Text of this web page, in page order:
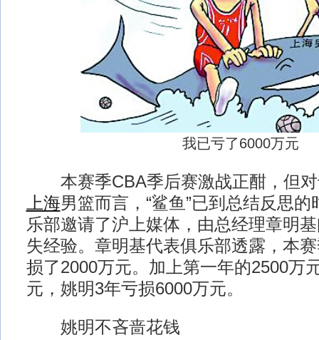
我已亏了6000万元
本赛季CBA季后赛激战正酣，但对
上海男篮而言，“鲨鱼”已到总结反思
乐部邀请了沪上媒体，由总经理章明
失经验。章明基代表俱乐部透露，本
损了2000万元。加上第一年的2500万
元，姚明3年亏损6000万元。
姚明不吝啬花钱